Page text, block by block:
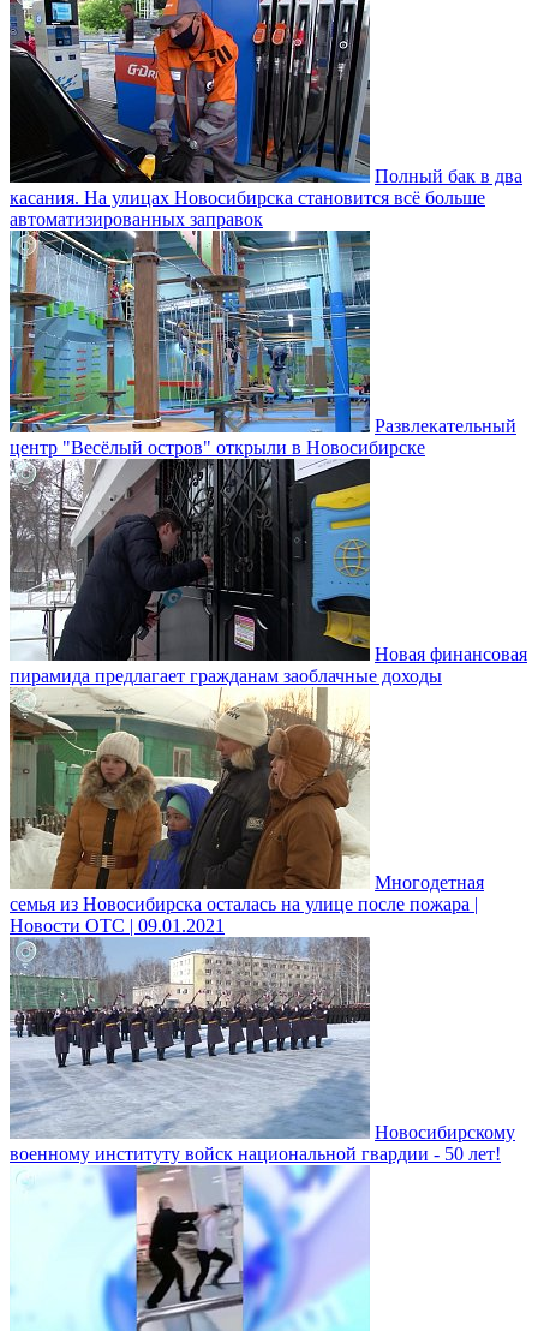
Полный бак в два
касания. На улицах Новосибирска становится всё больше
автоматизированных заправок
Развлекательный
центр "Весёлый остров" открыли в Новосибирске
Новая финансовая
пирамида предлагает гражданам заоблачные доходы
Многодетная
семья из Новосибирска осталась на улице после пожара |
Новости ОТС | 09.01.2021
Новосибирскому
военному институту войск национальной гвардии - 50 лет!